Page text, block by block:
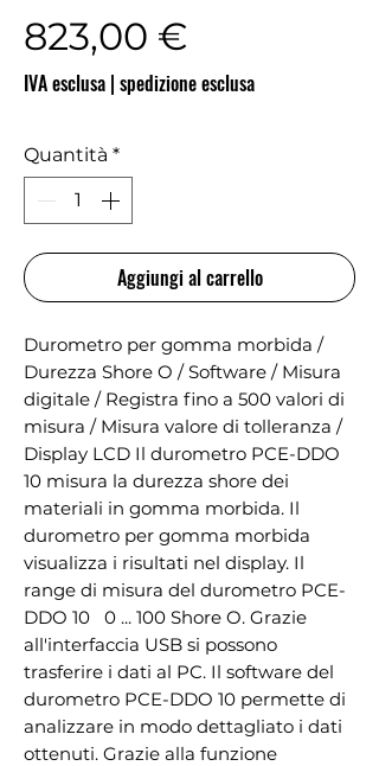
823,00 €
IVA esclusa | spedizione esclusa
Quantità *
Aggiungi al carrello
Durometro per gomma morbida /
Durezza Shore O / Software / Misura
digitale / Registra fino a 500 valori di
misura / Misura valore di tolleranza /
Display LCD Il durometro PCE-DDO
10 misura la durezza shore dei
materiali in gomma morbida. Il
durometro per gomma morbida
visualizza i risultati nel display. Il
range di misura del durometro PCE-
DDO 10   0 ... 100 Shore O. Grazie
all'interfaccia USB si possono
trasferire i dati al PC. Il software del
durometro PCE-DDO 10 permette di
analizzare in modo dettagliato i dati
ottenuti. Grazie alla funzione